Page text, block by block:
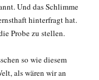
Und das Schlimme
hinterfragt hat.
Probe zu stellen.
so wie diesem
als wären wir an